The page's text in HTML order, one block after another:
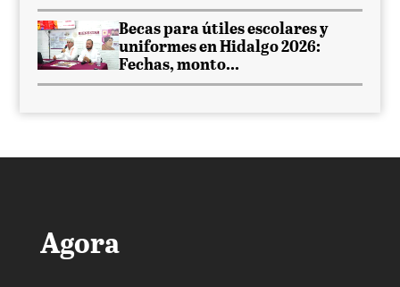
Becas para útiles escolares y
uniformes en Hidalgo 2026:
Fechas, monto...
Agora